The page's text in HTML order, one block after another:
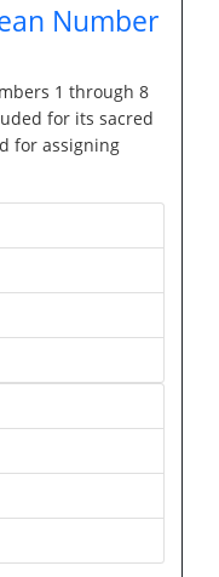
Number
1 through 8
for its sacred
for assigning